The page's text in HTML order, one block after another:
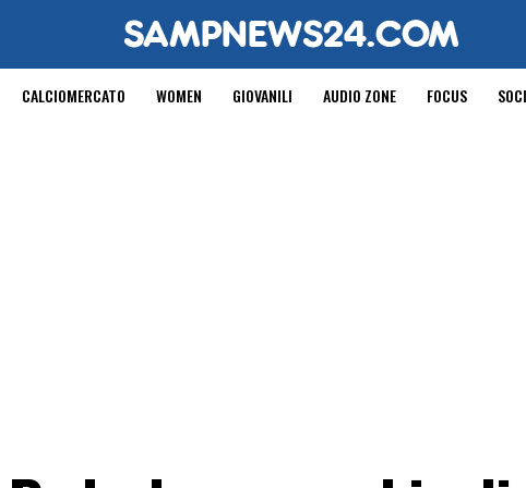
CALCIOMERCATO WOMEN GIOVANILI AUDIO ZONE FOCUS